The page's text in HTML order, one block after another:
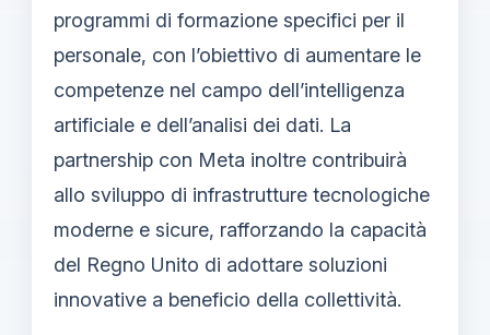
programmi di formazione specifici per il
personale, con l’obiettivo di aumentare le
competenze nel campo dell’intelligenza
artificiale e dell’analisi dei dati. La
partnership con Meta inoltre contribuirà
allo sviluppo di infrastrutture tecnologiche
moderne e sicure, rafforzando la capacità
del Regno Unito di adottare soluzioni
innovative a beneficio della collettività.